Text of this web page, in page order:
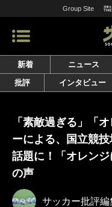
Group Site
新着 ニュース
批評
インタビュー
「素敵過ぎる」「
ーによる、国立競
話題に！「オレンジ
の声
サッカー批評編